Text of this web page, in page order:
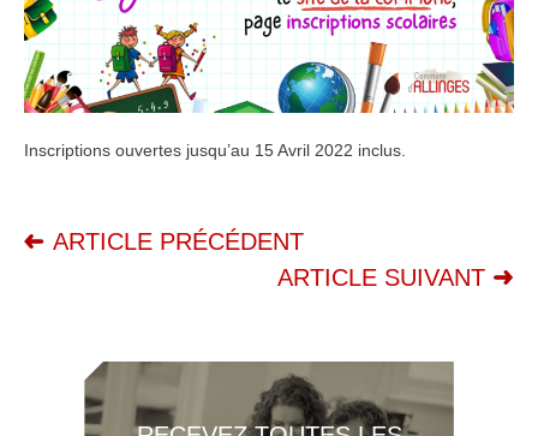
Inscriptions ouvertes jusqu’au 15 Avril 2022 inclus.
ARTICLE PRÉCÉDENT
ARTICLE SUIVANT